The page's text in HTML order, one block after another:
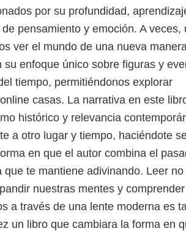
por su profundidad,
pensamiento y emoción. A veces,
ver el mundo de una nueva
enfoque único sobre figuras y
tiempo, permitiéndonos explorar
casas. La narrativa en este
histórico y relevancia
a otro lugar y tiempo, haciéndote
en que el autor combina el
te mantiene adivinando. Leer no
nuestras mentes y
a través de una lente moderna es
un libro que cambiara la forma en